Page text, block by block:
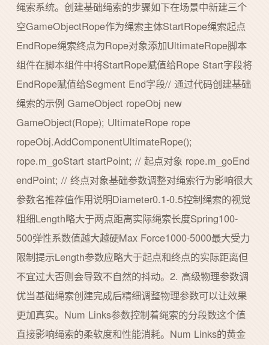
绳索系统。创建基础绳索的步骤如下在场景中新建三个
空GameObjectRope作为绳索主体StartRope绳索起点
EndRope绳索终点为Rope对象添加UltimateRope脚本
组件在脚本组件中将StartRope赋值给Rope Start字段将
EndRope赋值给Segment End字段// 通过代码创建基础
绳索的示例 GameObject ropeObj new
GameObject(Rope); UltimateRope rope
ropeObj.AddComponentUltimateRope();
rope.m_goStart startPoint; // 起点对象 rope.m_goEnd
endPoint; // 终点对象基础参数调整对绳索行为影响很大
参数名推荐值作用说明Diameter0.1-0.5控制绳索的视觉
粗细Length略大于两点距离实际绳索长度Spring100-
500弹性系数值越大越硬Max Force1000-5000最大受力
限制提示Length参数应略大于起点和终点的实际距离但
不宜过大否则会导致不自然的抖动。2. 高级物理参数调
优当基础绳索创建完成后精细调整物理参数可以让效果
更加真实。Num Links参数控制着绳索的分段数这个值
直接影响绳索的柔软度和性能消耗。Num Links的黄金